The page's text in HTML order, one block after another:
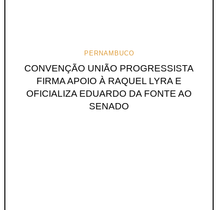
PERNAMBUCO
CONVENÇÃO UNIÃO PROGRESSISTA
FIRMA APOIO À RAQUEL LYRA E
OFICIALIZA EDUARDO DA FONTE AO
SENADO